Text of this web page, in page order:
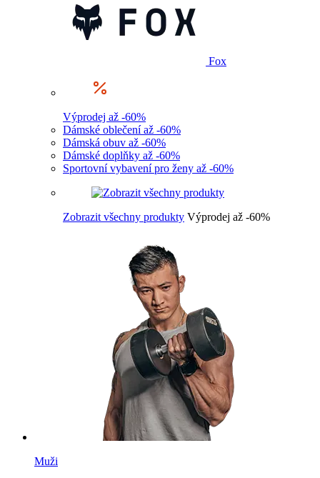
Fox
Výprodej až -60%
Dámské oblečení až -60%
Dámská obuv až -60%
Dámské doplňky až -60%
Sportovní vybavení pro ženy až -60%
Zobrazit všechny produkty Výprodej až -60%
Muži